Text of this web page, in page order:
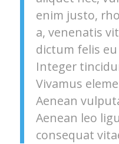
enim justo,
a, venenatis
dictum felis
Integer
Vivamus
Aenean
Aenean leo
consequat